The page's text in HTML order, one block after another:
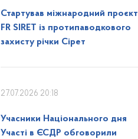
Стартував міжнародний проєкт
FR SIRET із протипаводкового
захисту річки Сірет
27.07.2026 20:18
Учасники Національного дня
Участі в ЄСДР обговорили